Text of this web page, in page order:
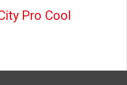
Pro Cool